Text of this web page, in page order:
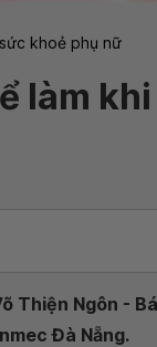
khoẻ phụ nữ
làm
Thiện Ngôn -
Đà Nẵng.